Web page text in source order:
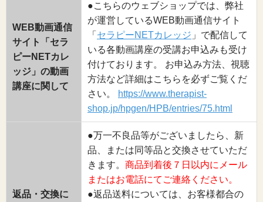
WEB動画通信
サイト「セラ
ピーNETカレ
ッジ」の動画
講座に関して
●こちらのウェブショップでは、弊社
が運営しているWEB動画通信サイト
「 セラピーNETカレッジ 」で配信して
いる各動画講座の受講お申込みも受け
付けております。 お申込み方法、視聴
方法など詳細はこちらを必ずご覧くだ
さい。
https://www.therapist-
shop.jp/hpgen/HPB/entries/75.html
返品・交換に
●万一不良品等がございましたら、新
品、または同等品と交換させていただ
きます。 商品到着後７日以内にメール
またはお電話にてご連絡ください。
●返品送料については、お客様都合の